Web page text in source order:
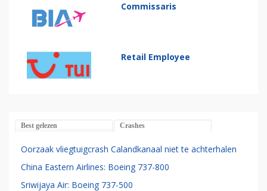
Commissaris
Retail Employee
Best gelezen Crashes
Oorzaak vliegtuigcrash Calandkanaal niet te achterhalen
China Eastern Airlines: Boeing 737-800
Sriwijaya Air: Boeing 737-500